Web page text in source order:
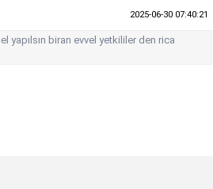
2025-06-30 07:40:21
yapılsın biran evvel yetkililer den rica